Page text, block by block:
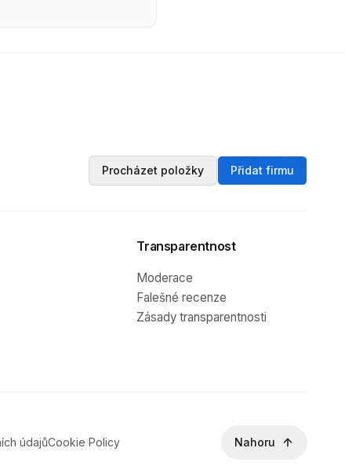
Procházet položky Přidat firmu
Transparentnost
Moderace
Falešné recenze
Zásady transparentnosti
údajůCookie Policy Nahoru